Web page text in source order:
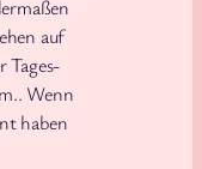
auf
Tages-
Wenn
haben